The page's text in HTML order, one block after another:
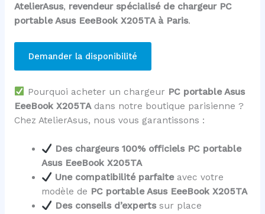
AtelierAsus, revendeur spécialisé de chargeur PC
portable Asus EeeBook X205TA à Paris.
Demander la disponibilité
Pourquoi acheter un chargeur PC portable Asus
EeeBook X205TAdans notre boutique parisienne ?
Chez AtelierAsus, nous vous garantissons :
Des chargeurs 100% officiels PC portable
Asus EeeBook X205TA
Une compatibilité parfaiteavec votre
modèle de PC portable Asus EeeBook X205TA
Des conseils d’expertssur place